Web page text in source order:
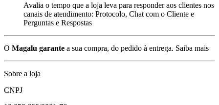
Avalia o tempo que a loja leva para responder aos clientes nos
canais de atendimento: Protocolo, Chat com o Cliente e
Perguntas e Respostas
O Magalu garante a sua compra, do pedido à entrega. Saiba mais
Sobre a loja
CNPJ